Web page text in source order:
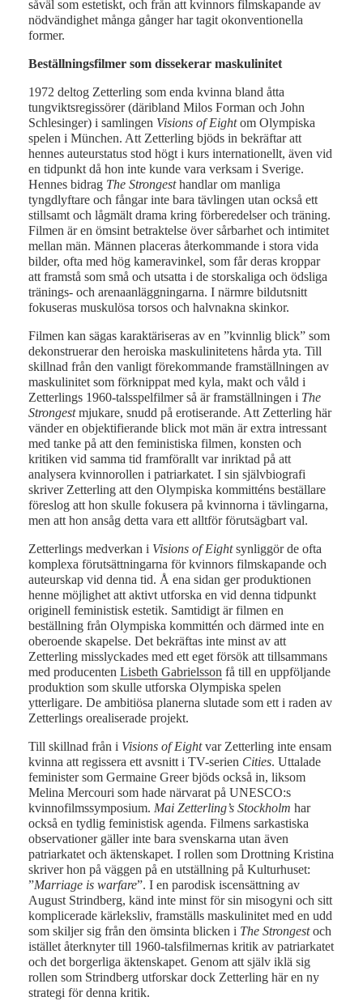
såväl som estetiskt, och från att kvinnors filmskapande av
nödvändighet många gånger har tagit okonventionella
former.
Beställningsfilmer som dissekerar maskulinitet
1972 deltog Zetterling som enda kvinna bland åtta
tungviktsregissörer (däribland Milos Forman och John
Schlesinger) i samlingen Visions of Eightom Olympiska
spelen i München. Att Zetterling bjöds in bekräftar att
hennes auteurstatus stod högt i kurs internationellt, även vid
en tidpunkt då hon inte kunde vara verksam i Sverige.
Hennes bidrag The Strongesthandlar om manliga
tyngdlyftare och fångar inte bara tävlingen utan också ett
stillsamt och lågmält drama kring förberedelser och träning.
Filmen är en ömsint betraktelse över sårbarhet och intimitet
mellan män. Männen placeras återkommande i stora vida
bilder, ofta med hög kameravinkel, som får deras kroppar
att framstå som små och utsatta i de storskaliga och ödsliga
tränings- och arenaanläggningarna. I närmre bildutsnitt
fokuseras muskulösa torsos och halvnakna skinkor.
Filmen kan sägas karaktäriseras av en ”kvinnlig blick” som
dekonstruerar den heroiska maskulinitetens hårda yta. Till
skillnad från den vanligt förekommande framställningen av
maskulinitet som förknippat med kyla, makt och våld i
Zetterlings 1960-talsspelfilmer så är framställningen i The
Strongestmjukare, snudd på erotiserande. Att Zetterling här
vänder en objektifierande blick mot män är extra intressant
med tanke på att den feministiska filmen, konsten och
kritiken vid samma tid framförallt var inriktad på att
analysera kvinnorollen i patriarkatet. I sin självbiografi
skriver Zetterling att den Olympiska kommitténs beställare
föreslog att hon skulle fokusera på kvinnorna i tävlingarna,
men att hon ansåg detta vara ett alltför förutsägbart val.
Zetterlings medverkan i Visions of Eightsynliggör de ofta
komplexa förutsättningarna för kvinnors filmskapande och
auteurskap vid denna tid. Å ena sidan ger produktionen
henne möjlighet att aktivt utforska en vid denna tidpunkt
originell feministisk estetik. Samtidigt är filmen en
beställning från Olympiska kommittén och därmed inte en
oberoende skapelse. Det bekräftas inte minst av att
Zetterling misslyckades med ett eget försök att tillsammans
med producenten Lisbeth Gabrielsson få till en uppföljande
produktion som skulle utforska Olympiska spelen
ytterligare. De ambitiösa planerna slutade som ett i raden av
Zetterlings orealiserade projekt.
Till skillnad från i Visions of Eightvar Zetterling inte ensam
kvinna att regissera ett avsnitt i TV-serien Cities. Uttalade
feminister som Germaine Greer bjöds också in, liksom
Melina Mercouri som hade närvarat på UNESCO:s
kvinnofilmssymposium. Mai Zetterling’s Stockholm har
också en tydlig feministisk agenda. Filmens sarkastiska
observationer gäller inte bara svenskarna utan även
patriarkatet och äktenskapet. I rollen som Drottning Kristina
skriver hon på väggen på en utställning på Kulturhuset:
”Marriage is warfare”. I en parodisk iscensättning av
August Strindberg, känd inte minst för sin misogyni och sitt
komplicerade kärleksliv, framställs maskulinitet med en udd
som skiljer sig från den ömsinta blicken i The Strongestoch
istället återknyter till 1960-talsfilmernas kritik av patriarkatet
och det borgerliga äktenskapet. Genom att själv iklä sig
rollen som Strindberg utforskar dock Zetterling här en ny
strategi för denna kritik.